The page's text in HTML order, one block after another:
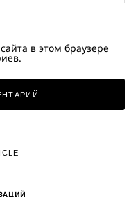
в этом браузере